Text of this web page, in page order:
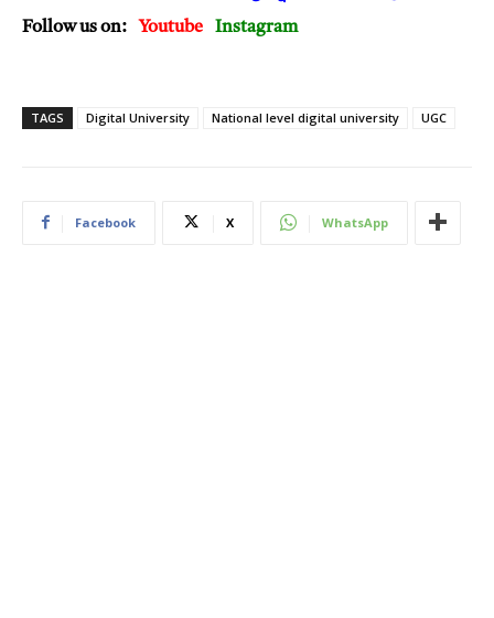
Follow us on: Youtube Instagram
TAGS Digital University National level digital university UGC
Facebook X WhatsApp